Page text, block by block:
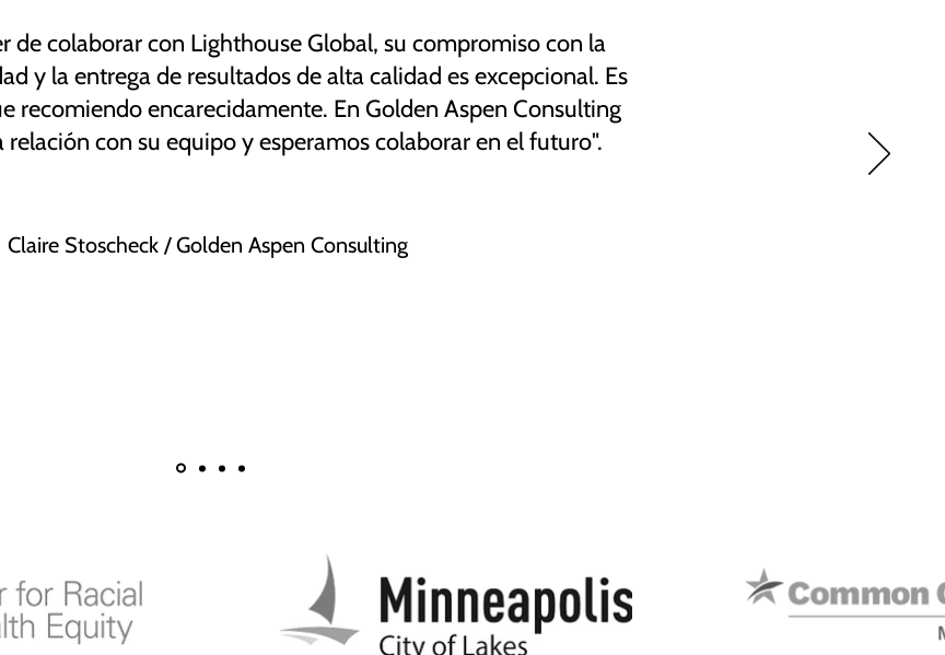
de colaborar con Lighthouse Global, su compromiso con la
y la entrega de resultados de alta calidad es excepcional. Es
recomiendo encarecidamente. En Golden Aspen Consulting
con su equipo y esperamos colaborar en el futuro".
Claire Stoscheck / Golden Aspen Consulting